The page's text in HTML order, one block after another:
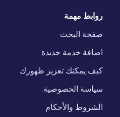
روابط مهمة
صفحة البحث
اضافة خدمة جديدة
كيف يمكنك تعزيز ظهورك
سياسة الخصوصية
الشروط والأحكام